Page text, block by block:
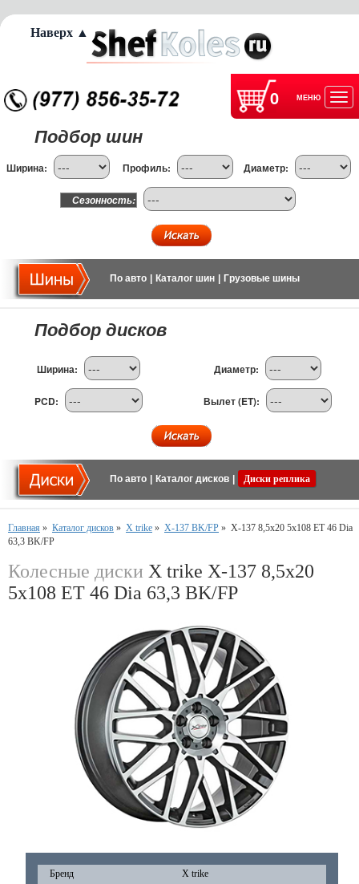
0 МЕНЮ
Подбор шин
Ширина: Профиль: Диаметр:
Сезонность:
По авто Каталог шин Грузовые шины
Подбор дисков
Ширина: Диаметр:
PCD: Вылет (ET):
По авто Каталог дисков Диски реплика
Главная » Каталог дисков » X trike » Х-137 BK/FP » Х-137 8,5x20 5x108 ET 46 Dia
63,3 BK/FP
Колесные диски X trike Х-137 8,5x20
5x108 ET 46 Dia 63,3 BK/FP
Бренд X trike
Наверх ▲